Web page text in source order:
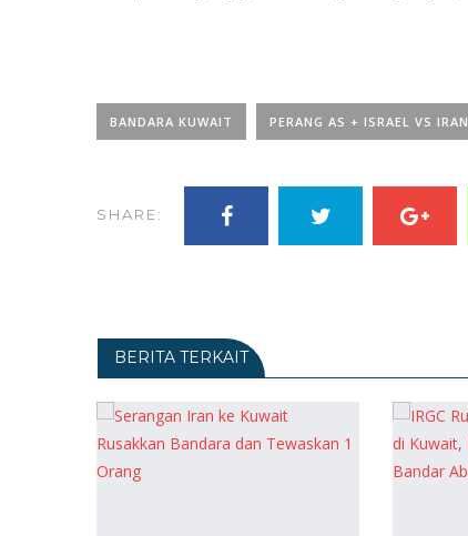
BANDARA KUWAIT PERANG AS + ISRAEL VS IRAN
SHARE:
BERITA TERKAIT